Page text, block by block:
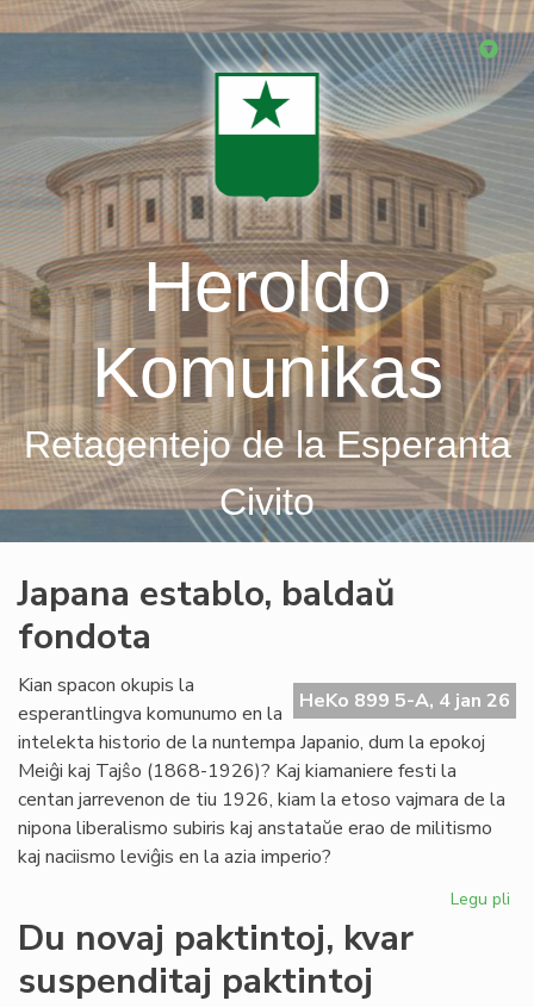
Skip
Heroldo
Komunikas
Retagentejo de la Esperanta
Civito
Japana establo, baldaŭ
fondota
HeKo 899 5-A, 4 jan 26
Kian spacon okupis la
esperantlingva komunumo en la
intelekta historio de la nuntempa Japanio, dum la epokoj
Meiĝi kaj Tajŝo (1868-1926)? Kaj kiamaniere festi la
centan jarrevenon de tiu 1926, kiam la etoso vajmara de la
nipona liberalismo subiris kaj anstataŭe erao de militismo
kaj naciismo leviĝis en la azia imperio?
Legu pli
Du novaj paktintoj, kvar
suspenditaj paktintoj